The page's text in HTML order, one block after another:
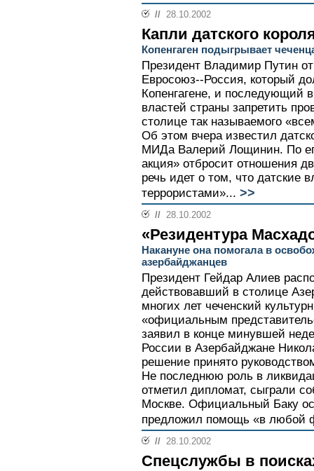
// 28.10.2002
Капли датского
Копенгаген подыгрывает
Президент Владимир Путин
Евросоюз--Россия, который
Копенгагене, и последующий
властей страны запретить
столице так называемого
Об этом вчера известил
МИДа Валерий Лощинин. По
акция» отбросит отношения
речь идет о том, что датские
террористами»... >>
// 28.10.2002
«Резидентура
Накануне она помогала в
азербайджанцев
Президент Гейдар Алиев
действовавший в столице
многих лет чеченский
«официальным
заявил в конце минувшей
России в Азербайджане
решение принято
Не последнюю роль в
отметил дипломат, сыграли
Москве. Официальный Баку
предложил помощь «в любой
// 28.10.2002
Спецслужбы в